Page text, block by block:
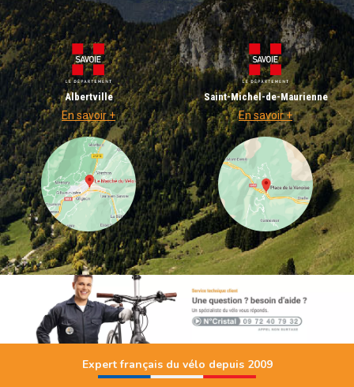
Albertville
En savoir +
Saint-Michel-de-Maurienne
En savoir +
Expert français du vélo depuis 2009